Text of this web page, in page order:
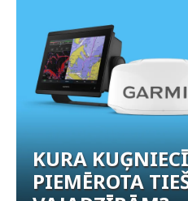
KURA
PIEMĒROTA